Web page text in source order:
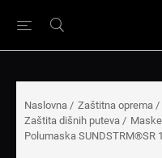
Naslovna / Zaštitna oprema /
Zaštita dišnih puteva /
Polumaska SUNDSTRM®SR